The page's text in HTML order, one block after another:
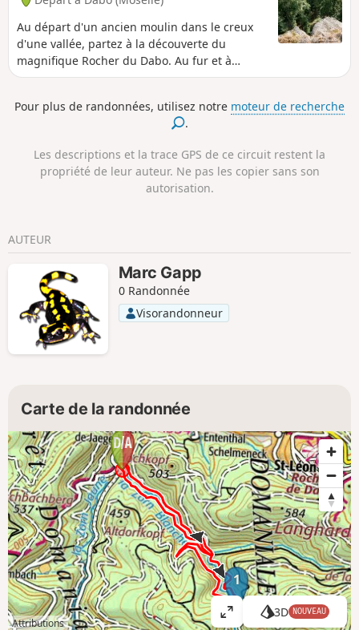
Au départ d'un ancien moulin dans le creux
d'une vallée, partez à la découverte du
magnifique Rocher du Dabo. Au fur et à
mesure de votre randonnée, vous le
magnifiques paysages et le patrimoine local
Pour plus de randonnées, utilisez notre moteur de recherche
.
Les descriptions et la trace GPS de ce circuit restent la
propriété de leur auteur. Ne pas les copier sans son
autorisation.
AUTEUR
Marc Gapp
0 Randonnée
Visorandonneur
Carte de la randonnée
1
Attributions
A
3D NOUVEAU